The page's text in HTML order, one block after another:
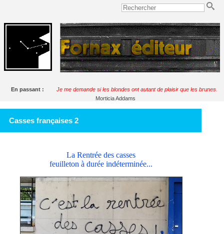
En passant :
Je me demande si les blondes ont autant de plaisir que les brunes.
Morticia Addams
Casses françaises 2
La Rentrée des casses
feuilleton à durée indéterminée...